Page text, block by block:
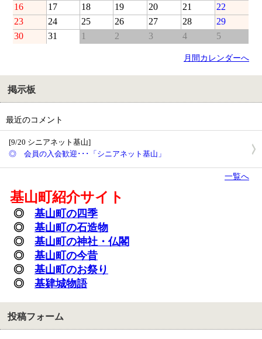
16
17 18 19 20 21
22
23
24 25 26 27 28
29
30
31 1 2 3 4 5
月間カレンダーへ
掲示板
最近のコメント
◎ 会員の入会歓迎･･･「シニアネット基山」
[9/20 シニアネット基山]
一覧へ
基山町紹介サイト
◎ 基山町の四季
◎ 基山町の石造物
◎ 基山町の神社・仏閣
◎ 基山町の今昔
◎ 基山町のお祭り
◎ 基肄城物語
投稿フォーム